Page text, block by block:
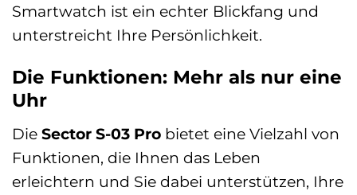
Smartwatch ist ein echter Blickfang und
unterstreicht Ihre Persönlichkeit.
Die Funktionen: Mehr als nur eine
Uhr
Die Sector S-03 Pro bietet eine Vielzahl von
Funktionen, die Ihnen das Leben
erleichtern und Sie dabei unterstützen, Ihre